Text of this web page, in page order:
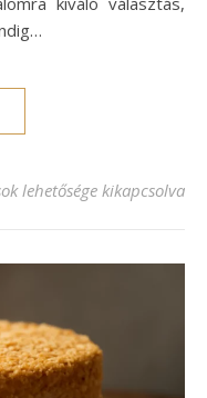
recept: Az ínycsiklandó
lehetősége kikapcsolva